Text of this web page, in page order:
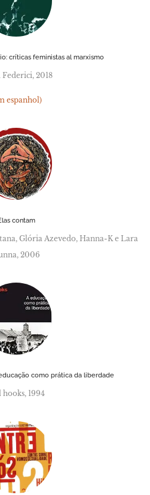
críticas feministas al marxismo
2018
espanhol)
contam
Glória Azevedo, Hanna-K e Lara
2006
como prática da liberdade
hooks, 1994